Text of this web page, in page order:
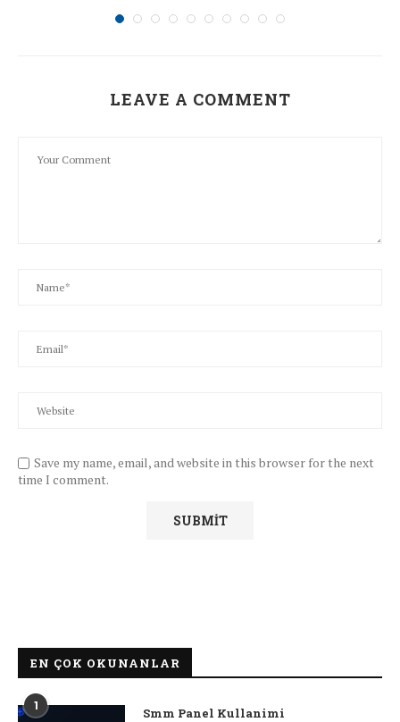
LEAVE A COMMENT
Save my name, email, and website in this browser for the next
time I comment.
EN ÇOK OKUNANLAR
1
Smm Panel Kullanimi